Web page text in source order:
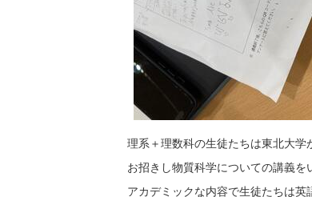
理系＋理数科の生徒たちは東北大学
お招きし物質科学についての講義を
アカデミックな内容で生徒たちは英